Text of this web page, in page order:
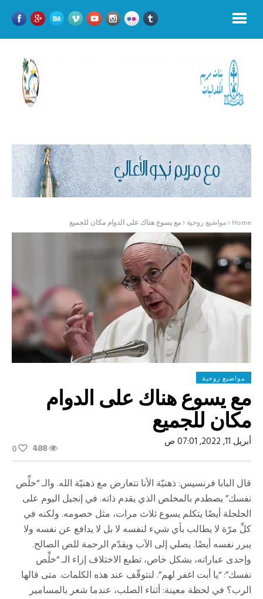
Home مواضيع روحية مع يسوع هناك على الدوام مكان للجميع
مواضيع روحية
مع يسوع هناك على الدوام
مكان للجميع
أبريل 11, 2022, 07:01 ص 488
0
قال البابا فرنسيس: ذهنيّة الأنا تتعارض مع ذهنيّة الله. والـ “خلِّص
نفسك” يصطدم بالمخلص الذي يقدم ذاته. في إنجيل اليوم على
الجلجلة أيضًا يتكلم يسوع ثلاث مرات، مثل خصومه. ولكنه في
كلِّ مرّة لا يطالب بأي شيء لنفسه لا بل لا يدافع عن نفسه ولا
يبرر نفسه أيضًا. يصلي إلى الآب ويقدّم الرحمة للص الصالح.
وإحدى عباراته، بشكل خاص، تطبع الاختلاف إزاء الـ “خلِّص
نفسك”: “يا أبت اغفر لهم”. لنتوقّف عند هذه الكلمات. متى قالها
الرب؟ في لحظة معينة: أثناء الصلب، عندما شعر بالمسامير